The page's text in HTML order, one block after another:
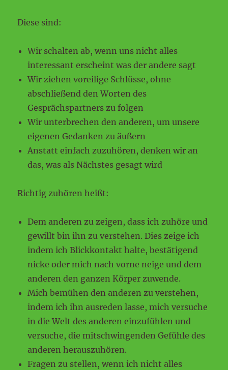
Diese sind:
Wir schalten ab, wenn uns nicht alles
interessant erscheint was der andere sagt
Wir ziehen voreilige Schlüsse, ohne
abschließend den Worten des
Gesprächspartners zu folgen
Wir unterbrechen den anderen, um unsere
eigenen Gedanken zu äußern
Anstatt einfach zuzuhören, denken wir an
das, was als Nächstes gesagt wird
Richtig zuhören heißt:
Dem anderen zu zeigen, dass ich zuhöre und
gewillt bin ihn zu verstehen. Dies zeige ich
indem ich Blickkontakt halte, bestätigend
nicke oder mich nach vorne neige und dem
anderen den ganzen Körper zuwende.
Mich bemühen den anderen zu verstehen,
indem ich ihn ausreden lasse, mich versuche
in die Welt des anderen einzufühlen und
versuche, die mitschwingenden Gefühle des
anderen herauszuhören.
Fragen zu stellen, wenn ich nicht alles